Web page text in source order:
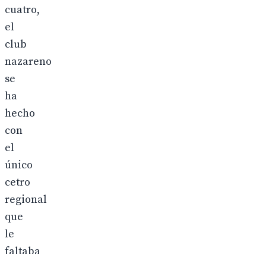
cuatro,
el
club
nazareno
se
ha
hecho
con
el
único
cetro
regional
que
le